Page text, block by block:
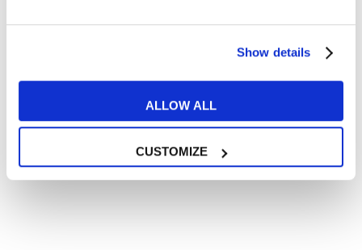
Show details
ALLOW ALL
CUSTOMIZE
** le sedi contrassegnate con * offrono sempre solo corsi online
RICHIEDI INFORMAZIONI